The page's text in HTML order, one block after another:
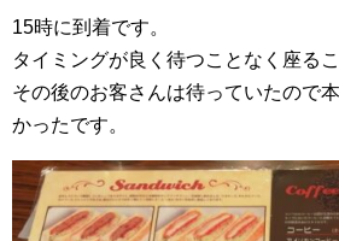
15時に到着です。
タイミングが良く待つことなく座る
その後のお客さんは待っていたので
かったです。